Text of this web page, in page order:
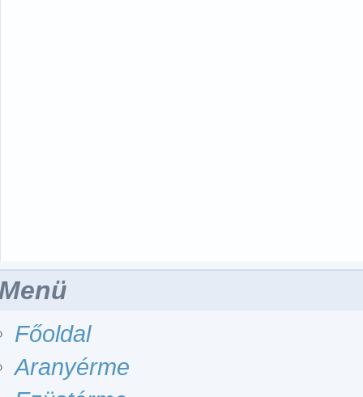
Főoldal
Aranyérme